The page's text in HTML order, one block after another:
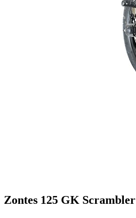
Zontes 125 GK Scrambler